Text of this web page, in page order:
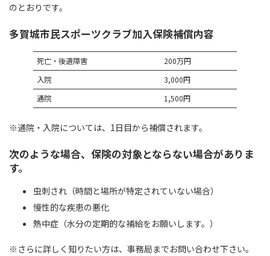
のとおりです。
多賀城市民スポーツクラブ加入保険補償内容
死亡・後遺障害
200万円
入院
3,000円
通院
1,500円
※通院・入院については、1日目から補償されます。
次のような場合、保険の対象とならない場合がありま
す。
虫刺され（時間と場所が特定されていない場合）
慢性的な疾患の悪化
熱中症（水分の定期的な補給をお願いします。）
※さらに詳しく知りたい方は、事務局までお問い合わせ下さい。